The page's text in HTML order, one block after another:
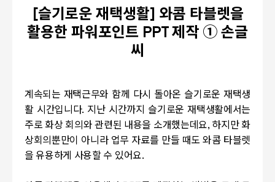
[슬기로운 재택생활] 와콤 타블렛을
활용한 파워포인트 PPT 제작 ① 손글
씨
계속되는 재택근무와 함께 다시 돌아온 슬기로운 재택생
활 시간입니다. 지난 시간까지 슬기로운 재택생활에서는
주로 화상 회의와 관련된 내용을 소개했는데요, 하지만 화
상회의뿐만이 아니라 업무 자료를 만들 때도 와콤 타블렛
을 유용하게 사용할 수 있어요.